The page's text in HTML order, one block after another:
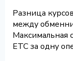
Разница
между
Максимальная
ETC за одну